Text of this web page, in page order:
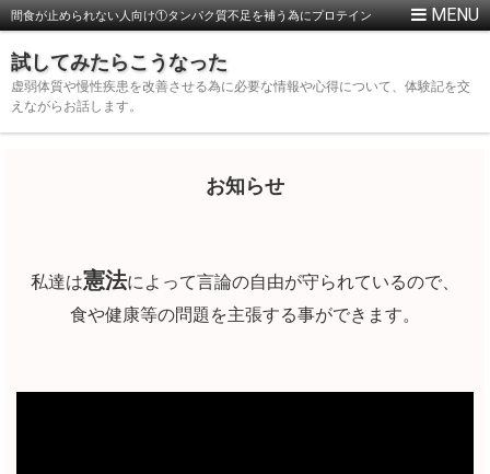
間食が止められない人向け①タンパク質不足を補う為にプロテイン
試してみたらこうなった
虚弱体質や慢性疾患を改善させる為に必要な情報や心得について、体験記を交
えながらお話します。
お知らせ
私達は憲法によって言論の自由が守られているので、
食や健康等の問題を主張する事ができます。